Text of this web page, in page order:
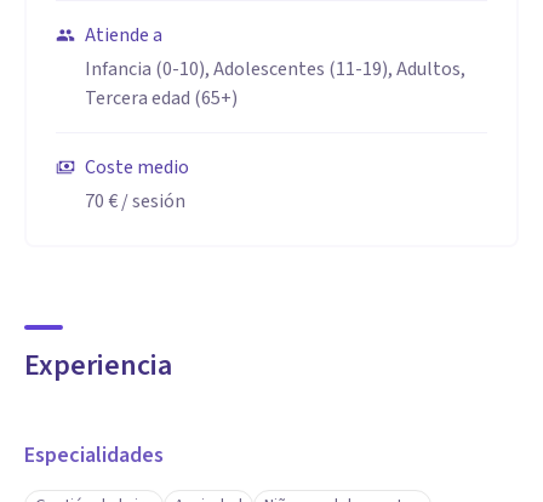
Atiende a
Infancia (0-10), Adolescentes (11-19), Adultos,
Tercera edad (65+)
Coste medio
70 €/ sesión
Experiencia
Especialidades